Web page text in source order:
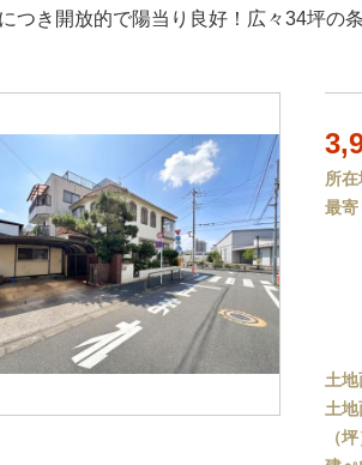
つき開放的で陽当り良好！広々34坪の
所在
最寄
土
土
（坪